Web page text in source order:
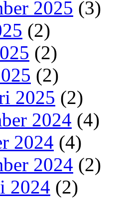
2025 (3)
(2)
(2)
(2)
2025 (2)
2024 (4)
2024 (4)
2024 (2)
2024 (2)